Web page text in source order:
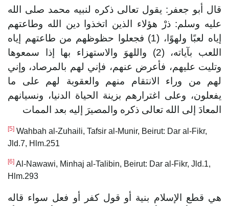
قال أبو جعفر: يقول تعالى ذكره لنبيه محمد صلى الله
عليه وسلم: ذرْ هؤلاء الذين اتخذوا دين الله وطاعتهم
إياه لعبًا ولهوًا، (1) فجعلوا حظوظهم من طاعتهم إياه
اللعب بآياته، (2) واللهوَ والاستهزاء بها إذا سمعوها
وتليت عليهم، فأعرض عنهم، فإني لهم بالمرصاد، وإني
لهم من وراء الانتقام منهم والعقوبة لهم على ما
يفعلون، وعلى اغترارهم بزينة الحياة الدنيا، ونسيانهم
المعادَ إلى الله تعالى ذكره والمصيرَ إليه بعد الممات
[5] Wahbah al-Zuhaili, Tafsir al-Munir, Beirut: Dar al-Fikr,
Jld.7, Hlm.251
[6] Al-Nawawi, Minhaj al-Talibin, Beirut: Dar al-Fikr, Jld.1,
Hlm.293
هي قطع الإسلام بنية أو قول كفر أو فعل سواء قاله